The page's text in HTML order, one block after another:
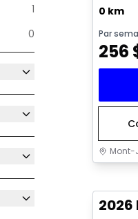
1
0
0 km
Par
256
Mont-
2026